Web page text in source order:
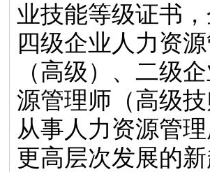
业技能等级证书
四级企业人力资
（高级）、二级
源管理师（高级
从事人力资源管
更高层次发展的